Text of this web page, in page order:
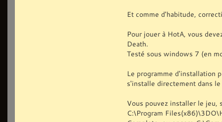
Et comme d'habitude,
Pour jouer à HotA, vous
Death.
Testé sous windows 7 (en
Le programme d'installation
s'installe directement dans
Vous pouvez installer le jeu,
C:\Program